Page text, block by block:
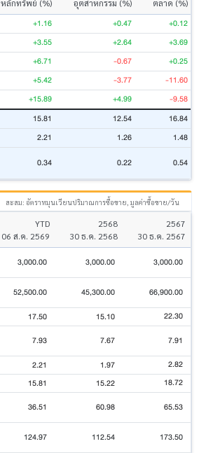
หลักทรัพย์ (%) อุตสาหกรรม (%)
ตลาด (%)
+1.16 +0.47 +0.12
+3.55 +2.64 +3.69
+6.71 -0.67 +0.25
+5.42 -3.77 -11.60
+15.89 +4.99 -9.58
15.81 12.54 16.84
2.21 1.26 1.48
0.34 0.22 0.54
สะสม: อัตราหมุนเวียนปริมาณการซื้อขาย, มูลค่าซื้อขาย/วัน
YTD
06 ส.ค. 2569
2568
30 ธ.ค. 2568
2567
30 ธ.ค. 2567
3,000.00 3,000.00 3,000.00
52,500.00 45,300.00 66,900.00
17.50 15.10 22.30
7.93 7.67 7.91
2.21 1.97 2.82
15.81 15.22 18.72
36.51 60.98 65.53
124.97 112.54 173.50